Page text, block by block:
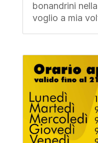
bonandrini
voglio a mia